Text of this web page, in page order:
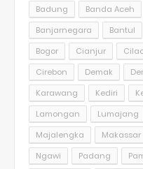
Badung Banda Aceh
Banjarnegara
Bantul
Bogor
Cianjur
Cirebon
Demak
Karawang
Kediri
Lamongan
Lumajang
Majalengka
Makassar
Ngawi
Padang